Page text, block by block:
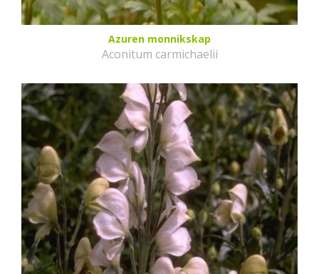
Azuren monnikskap
Aconitum carmichaelii